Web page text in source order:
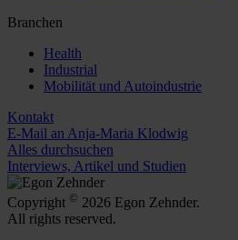
Branchen
Health
Industrial
Mobilität und Autoindustrie
Kontakt
E-Mail an Anja-Maria Klodwig
Alles durchsuchen
Interviews, Artikel und Studien
Copyright © 2026 Egon Zehnder.
All rights reserved.